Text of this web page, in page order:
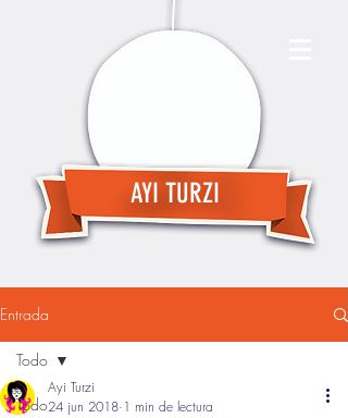
AYI TURZI
Entrada
Todo
Todo
Ayi Turzi
24 jun 2018 1 min de lectura